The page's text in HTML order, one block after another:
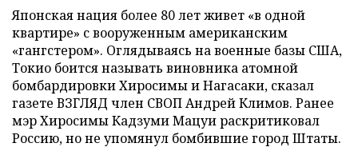
Японская нация более 80 лет живет «в одной
квартире» с вооруженным американским
«гангстером». Оглядываясь на военные базы США,
Токио боится называть виновника атомной
бомбардировки Хиросимы и Нагасаки, сказал
газете ВЗГЛЯД член СВОП Андрей Климов. Ранее
мэр Хиросимы Кадзуми Мацуи раскритиковал
Россию, но не упомянул бомбившие город Штаты.